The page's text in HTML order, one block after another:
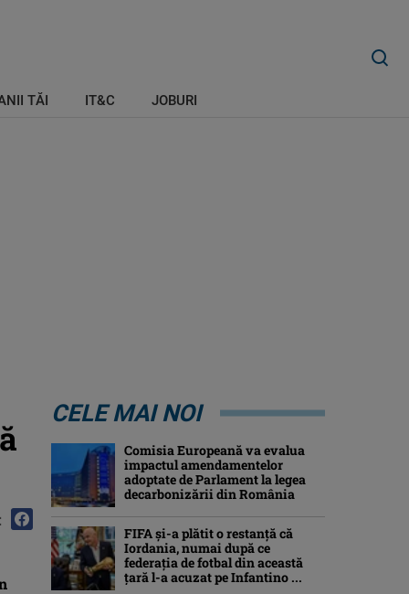
TĂI IT&C JOBURI
CELE MAI NOI
Comisia Europeană va evalua
impactul amendamentelor
adoptate de Parlament la legea
decarbonizării din România
FIFA și-a plătit o restanță că
Iordania, numai după ce
federația de fotbal din această
țară l-a acuzat pe Infantino ...